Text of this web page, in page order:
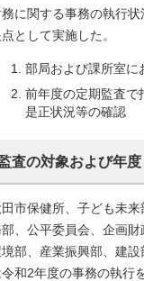
務に関する事務の執行
点として実施した。
部局および課所室に
前年度の定期監査で
是正状況等の確認
査の対象および年度
市保健所、子ども未
、公平委員会、企画
部、産業振興部、建
令和2年度の事務の執行